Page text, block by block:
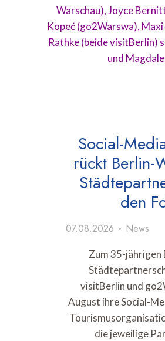
Social-
rückt Berlin-
den
07.08.2026 News
Zum 35-jährigen
visitBerlin und
August ihre Social-
die jeweilige